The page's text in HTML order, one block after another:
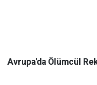
Avrupa'da Ölümcül